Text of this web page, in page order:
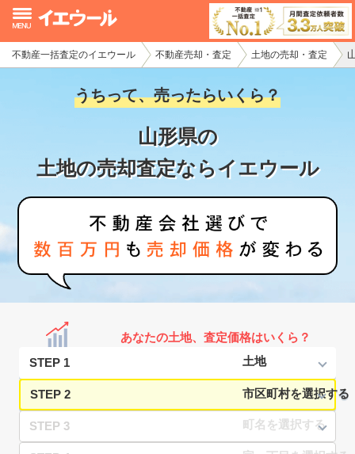
不動産一括査定のイエウール 不動産売却・査定 土地の売却・査定
うちって、売ったらいくら？
山形県の
土地の売却査定ならイエウール
あなたの土地、査定価格はいくら？
STEP 1
STEP 2
STEP 3
イエウール加盟希望の不動産会社様
初めての方へ
不動産の売却・一括査定
家査定シミュレーター
お問い合わせ